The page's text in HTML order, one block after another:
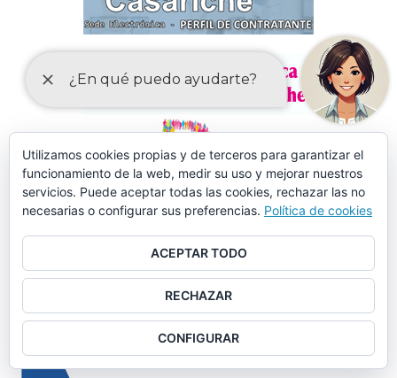
MÁS DE 150 CURSOS EN AULA MENTOR CASARICHE
Utilizamos cookies propias y de terceros para garantizar el
funcionamiento de la web, medir su uso y mejorar nuestros
servicios. Puede aceptar todas las cookies, rechazar las no
necesarias o configurar sus preferencias. Política de cookies
ACEPTAR TODO
RECHAZAR
CONFIGURAR